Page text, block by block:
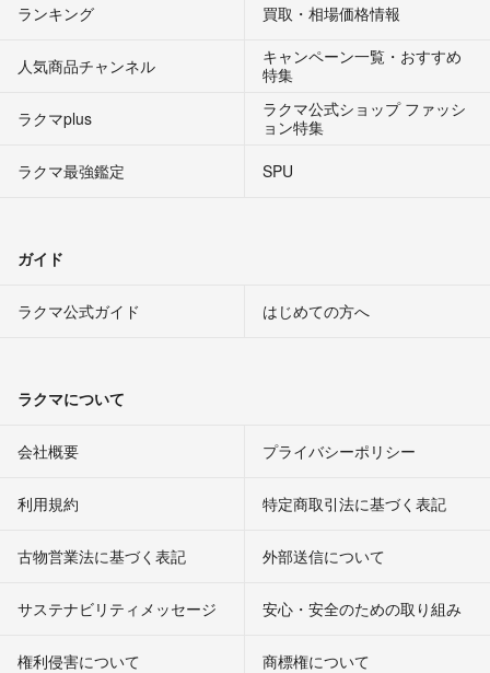
ランキング 買取・相場価格情報
人気商品チャンネル
キャンペーン一覧・おすすめ
特集
ラクマplus
ラクマ公式ショップ ファッシ
ョン特集
ラクマ最強鑑定
SPU
ガイド
ラクマ公式ガイド はじめての方へ
ラクマについて
会社概要 プライバシーポリシー
利用規約 特定商取引法に基づく表記
古物営業法に基づく表記 外部送信について
サステナビリティメッセージ 安心・安全のための取り組み
権利侵害について
商標権について